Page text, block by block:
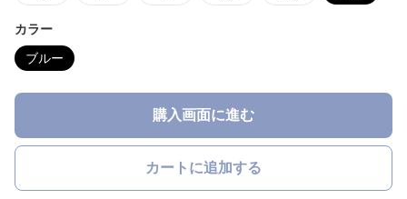
カラー
ブルー
購入画面に進む
カートに追加する